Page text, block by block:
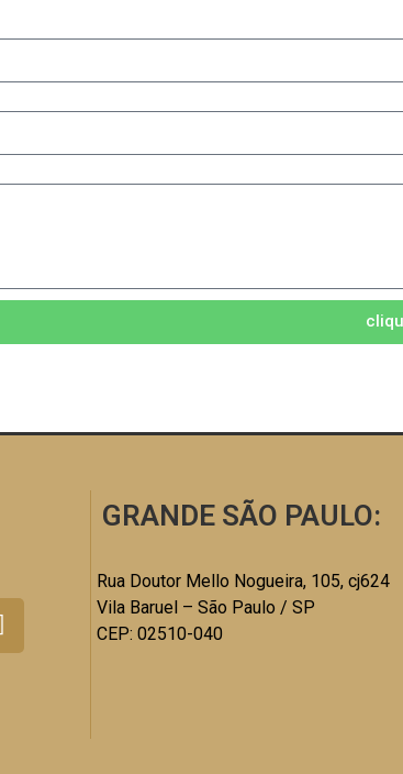
GRANDE SÃO PAULO:
Rua Doutor Mello Nogueira, 105, cj624
Vila Baruel – São Paulo / SP
CEP: 02510-040